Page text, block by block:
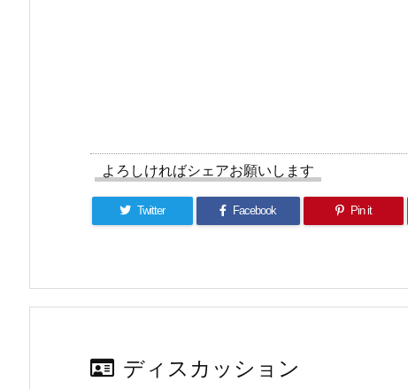
で
開
き
す)
い
(新
し
ウ
ィ
ン
ド
す)
で
開
き
す)
よろしければシェアお願いします
Twitter Facebook Pin it
ディスカッション